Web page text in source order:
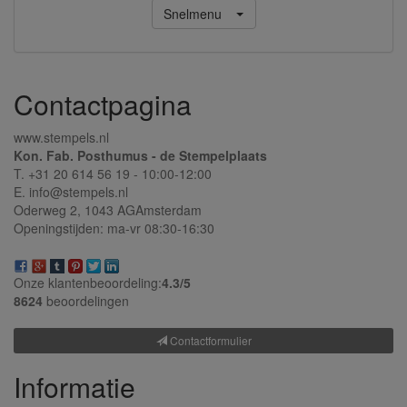
Snelmenu
Contactpagina
www.stempels.nl
Kon. Fab. Posthumus - de Stempelplaats
T. +31 20 614 56 19 - 10:00-12:00
E. info@stempels.nl
Oderweg 2, 1043 AGAmsterdam
Openingstijden: ma-vr 08:30-16:30
Onze klantenbeoordeling:4.3/5
8624 beoordelingen
Contactformulier
Informatie